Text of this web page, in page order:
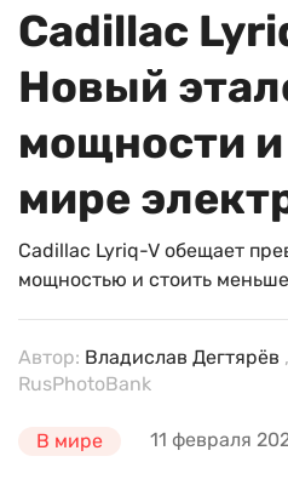
Cadillac
Новый
мощности и
мире
Cadillac Lyriq-V обещает
мощностью и стоить меньше
Автор: Владислав Дегтярёв
RusPhotoBank
В мире 11 февраля